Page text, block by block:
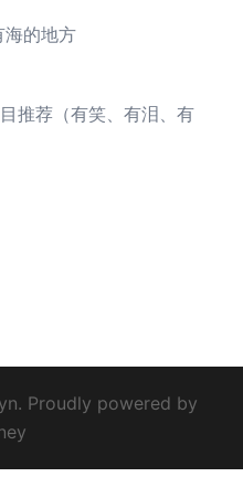
海的地方
推荐（有笑、有泪、有
Proudly powered by